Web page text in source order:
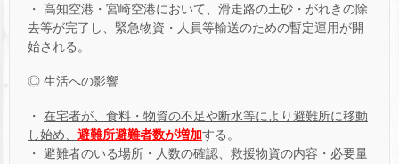
・ 高知空港・宮崎空港において、滑走路の土砂・がれきの除
去等が完了し、緊急物資・人員等輸送のための暫定運用が開
始される。
◎ 生活への影響
・ 在宅者が、食料・物資の不足や断水等により避難所に移動
し始め、 避難所避難者数が増加する。
・ 避難者のいる場所・人数の確認、救援物資の内容・必要量